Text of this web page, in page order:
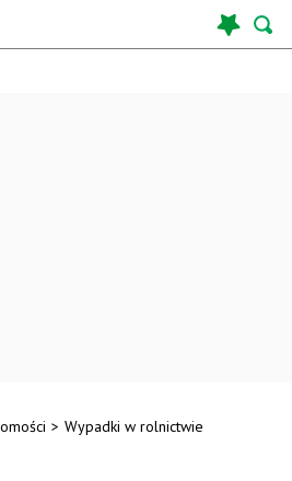
> Wypadki w rolnictwie